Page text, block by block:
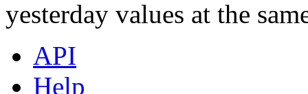
yesterday values at the
API
Help